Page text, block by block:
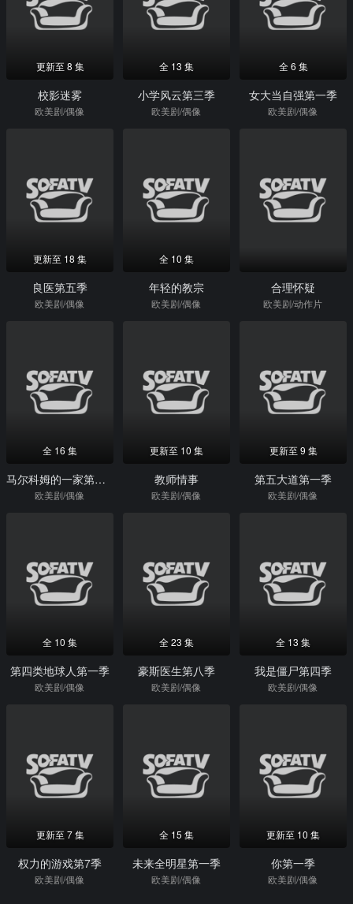
更新至 8 集
校影迷雾
欧美剧/偶像
全 13 集
小学风云第三季
欧美剧/偶像
全 6 集
女大当自强第一季
欧美剧/偶像
更新至 18 集
良医第五季
欧美剧/偶像
全 10 集
年轻的教宗
欧美剧/偶像
合理怀疑
欧美剧/动作片
全 16 集
马尔科姆的一家第一季
欧美剧/偶像
更新至 10 集
教师情事
欧美剧/偶像
更新至 9 集
第五大道第一季
欧美剧/偶像
全 10 集
第四类地球人第一季
欧美剧/偶像
全 23 集
豪斯医生第八季
欧美剧/偶像
全 13 集
我是僵尸第四季
欧美剧/偶像
更新至 7 集
权力的游戏第7季
欧美剧/偶像
全 15 集
未来全明星第一季
欧美剧/偶像
更新至 10 集
你第一季
欧美剧/偶像